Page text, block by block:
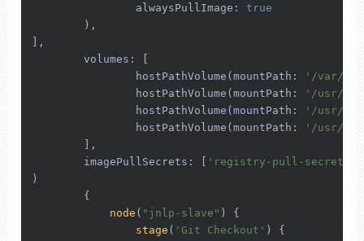
                alwaysPullImage:
true
        ),
],
        volumes: [
                hostPathVolume(mountPath:
'/var/
                hostPathVolume(mountPath:
'/usr/
                hostPathVolume(mountPath:
'/usr/
                hostPathVolume(mountPath:
'/usr/
        ],
        imagePullSecrets: [
'registry-pull-secret'
)
        {
node ( "jnlp-slave" ) {
stage ( 'Git Checkout' ) {